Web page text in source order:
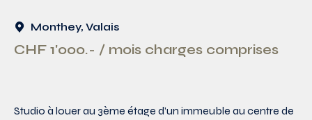
Monthey, Valais
CHF 1'000.- / mois charges comprises
Studio à louer au 3ème étage d’un immeuble au centre de